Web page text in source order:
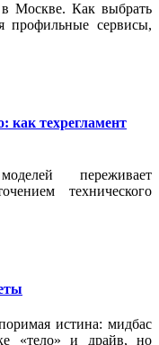
Москве. Как выбрать
профильные сервисы,
как техрегламент
переживает
технического
истина: мидбас
«тело» и драйв, но